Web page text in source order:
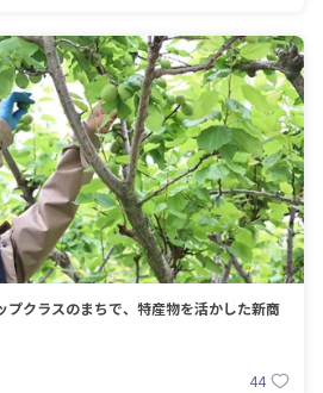
プクラスのまちで、特産物を活かした新商
44